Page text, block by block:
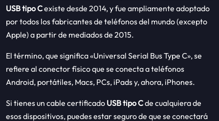
USB tipo Cexiste desde 2014, y fue ampliamente adoptado
por todos los fabricantes de teléfonos del mundo (excepto
Apple) a partir de mediados de 2015.
El término, que significa «Universal Serial Bus Type C», se
refiere al conector físico que se conecta a teléfonos
Android, portátiles, Macs, PCs, iPads y, ahora, iPhones.
Si tienes un cable certificado USB tipo Cde cualquiera de
esos dispositivos, puedes estar seguro de que se conectará